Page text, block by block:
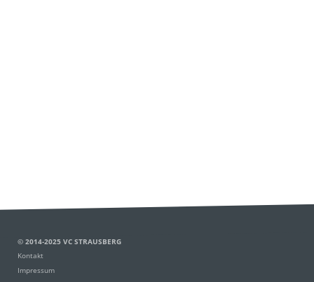
© 2014-2025 VC STRAUSBERG
Kontakt
Impressum